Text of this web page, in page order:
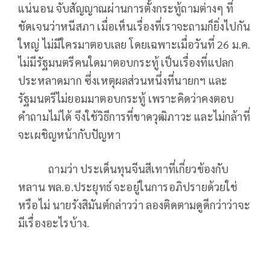
แน่นอน จับสัญญาณผ่านการตั้งกระทู้ถามต่างๆ ที่
ชัดเจนว่าหนีสภา เมื่อเห็นเรื่องที่เราจะถามก็ยิ่งไปกัน
ใหญ่ ไม่มีใครมาตอบเลย โดยเฉพาะเมื่อวันที่ 26 ม.ค.
ไม่มีรัฐมนตรีคนใดมาตอบกระทู้ เป็นเรื่องที่แปลก
ประหลาดมาก ซึ่งเหตุผลส่วนหนึ่งที่นายกฯ และ
รัฐมนตรีไม่ยอมมาตอบกระทู้ เพราะคิดว่าคงตอบ
คำถามไม่ได้ จึงใช้วิธีการที่ขาดวุฒิภาวะ และไม่กล้าที่
จะเผชิญหน้ากับปัญหา
ถามว่า ประเด็นทุนจีนสีเทาที่เกี่ยวข้องกับ
หลาน พล.อ.ประยุทธ์ จะอยู่ในการอภิปรายด้วยใช่
หรือไม่ นายรังสิมันต์กล่าวว่า ลองติดตามดูดีกว่าว่าจะ
มีเรื่องอะไรบ้าง.